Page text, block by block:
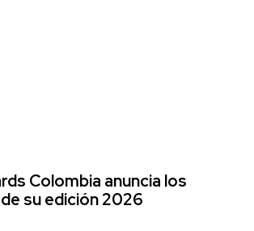
Colombia anuncia los
su edición 2026